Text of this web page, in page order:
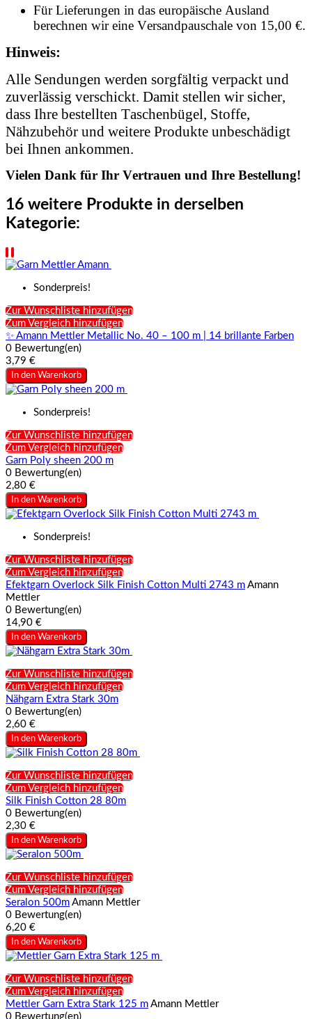
Für Lieferungen in das europäische Ausland
berechnen wir eine Versandpauschale von 15,00 €.
Hinweis:
Alle Sendungen werden sorgfältig verpackt und
zuverlässig verschickt. Damit stellen wir sicher,
dass Ihre bestellten Taschenbügel, Stoffe,
Nähzubehör und weitere Produkte unbeschädigt
bei Ihnen ankommen.
Vielen Dank für Ihr Vertrauen und Ihre Bestellung!
16 weitere Produkte in derselben
Kategorie:
Sonderpreis!
Zur Wunschliste hinzufügen
Zum Vergleich hinzufügen
✨ Amann Mettler Metallic No. 40 – 100 m | 14 brillante Farben
0 Bewertung(en)
3,79 €
In den Warenkorb
Sonderpreis!
Zur Wunschliste hinzufügen
Zum Vergleich hinzufügen
Garn Poly sheen 200 m
0 Bewertung(en)
2,80 €
In den Warenkorb
Sonderpreis!
Zur Wunschliste hinzufügen
Zum Vergleich hinzufügen
Efektgarn Overlock Silk Finish Cotton Multi 2743 m Amann
Mettler
0 Bewertung(en)
14,90 €
In den Warenkorb
Zur Wunschliste hinzufügen
Zum Vergleich hinzufügen
Nähgarn Extra Stark 30m
0 Bewertung(en)
2,60 €
In den Warenkorb
Zur Wunschliste hinzufügen
Zum Vergleich hinzufügen
Silk Finish Cotton 28 80m
0 Bewertung(en)
2,30 €
In den Warenkorb
Zur Wunschliste hinzufügen
Zum Vergleich hinzufügen
Seralon 500m Amann Mettler
0 Bewertung(en)
6,20 €
In den Warenkorb
Zur Wunschliste hinzufügen
Zum Vergleich hinzufügen
Mettler Garn Extra Stark 125 m Amann Mettler
0 Bewertung(en)